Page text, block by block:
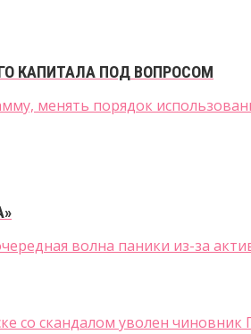
КАПИТАЛА ПОД ВОПРОСОМ
менять порядок
волна паники из-за
со скандалом уволен